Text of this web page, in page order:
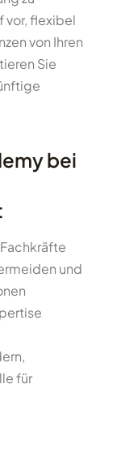
vor, flexibel
von Ihren
Sie
bei
und
für